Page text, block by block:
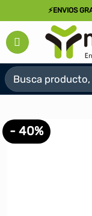
al
contenido
⚡ENVIOS
Buscar
por:
- 40%